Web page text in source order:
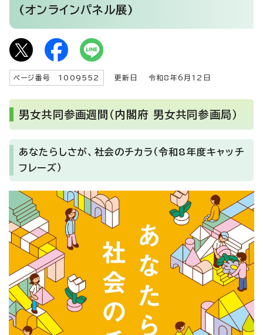
(オンラインパネル展)
ページ番号 1009552 更新日 令和8年6月12日
男女共同参画週間（内閣府 男女共同参画局）
あなたらしさが、社会のチカラ（令和8年度キャッチ
フレーズ）